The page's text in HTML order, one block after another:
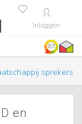
Inloggen
9.7
sprekers
en